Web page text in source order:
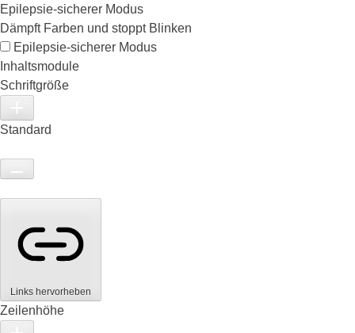
Epilepsie-sicherer Modus
Dämpft Farben und stoppt Blinken
Epilepsie-sicherer Modus
Inhaltsmodule
Schriftgröße
Standard
Links hervorheben
Zeilenhöhe